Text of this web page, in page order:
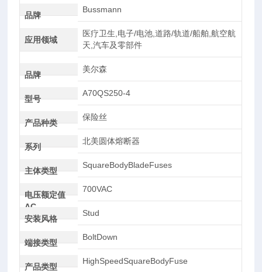
品牌
Bussmann
应用领域
医疗卫生,电子/电池,道路/轨道/船舶,航空航
天,汽车及零部件
品牌
美尔森
型号
A70QS250-4
产品种类
保险丝
系列
北美圆体熔断器
主体类型
SquareBodyBladeFuses
电压额定值
AC
700VAC
安装风格
Stud
端接类型
BoltDown
产品类型
HighSpeedSquareBodyFuse